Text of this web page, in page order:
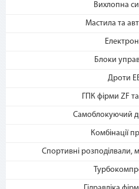
Вихлопна
Мастила та
Блоки
Дроти
ГПК фірми ZF
Самоблокуючий
Комбінації
Спортивні розподілвали,
3. Укажите количество
платежей и совершите
спишется первый платеж